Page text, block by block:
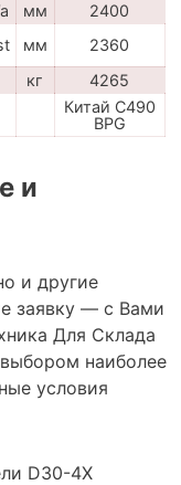
мм
2400
мм
2360
кг
4265
Китай C490
BPG
и
и другие
заявку — с Вами
Для Склада
наиболее
условия
D30-4X